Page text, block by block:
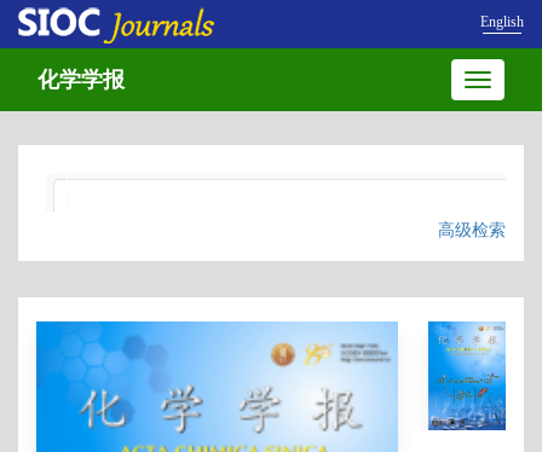
English
Toggle
化学学报
高级检索